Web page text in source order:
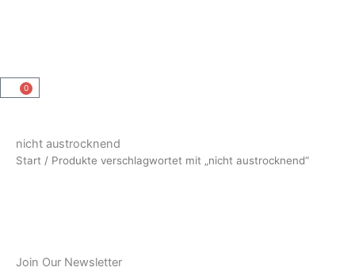
0
Warenkorb
nicht austrocknend
Start / Produkte verschlagwortet mit „nicht austrocknend“
Join Our Newsletter